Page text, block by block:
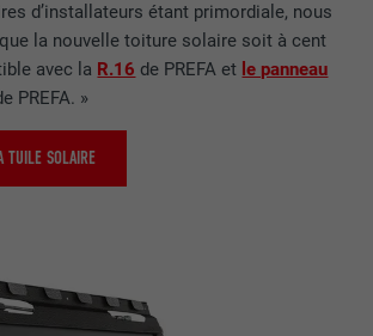
d’installateurs étant primordiale, nous
la nouvelle toiture solaire soit à cent
avec la R.16 de PREFA et le panneau
PREFA. »
TUILE SOLAIRE